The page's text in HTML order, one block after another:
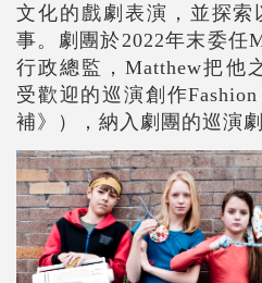
文化的戲劇表演，並探索
事。劇團於2022年末委任
行政總監，Matthew把他
受歡迎的巡演創作
補》），納入劇團的巡演劇